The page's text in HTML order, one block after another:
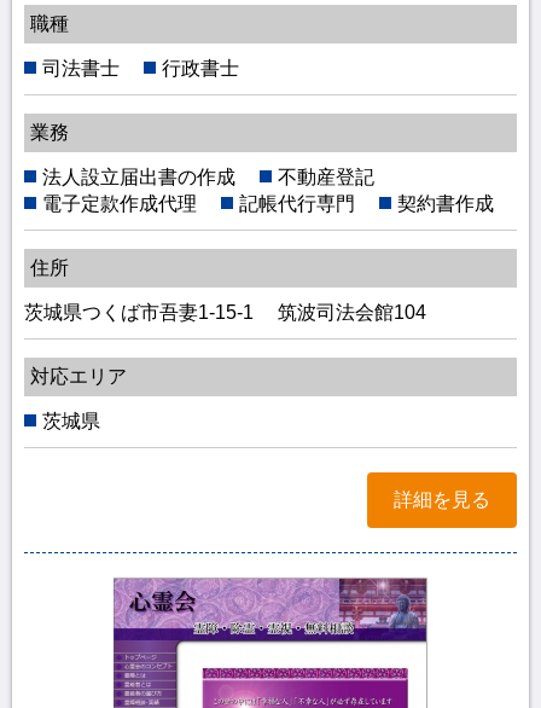
職種
司法書士 行政書士
業務
法人設立届出書の作成
不動産登記
電子定款作成代理
記帳代行専門 契約書作成
住所
茨城県つくば市吾妻1-15-1 筑波司法会館104
対応エリア
茨城県
詳細を見る